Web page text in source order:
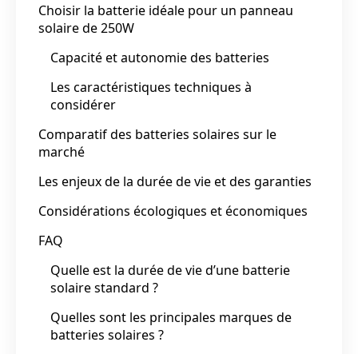
Choisir la batterie idéale pour un panneau
solaire de 250W
Capacité et autonomie des batteries
Les caractéristiques techniques à
considérer
Comparatif des batteries solaires sur le
marché
Les enjeux de la durée de vie et des garanties
Considérations écologiques et économiques
FAQ
Quelle est la durée de vie d’une batterie
solaire standard ?
Quelles sont les principales marques de
batteries solaires ?